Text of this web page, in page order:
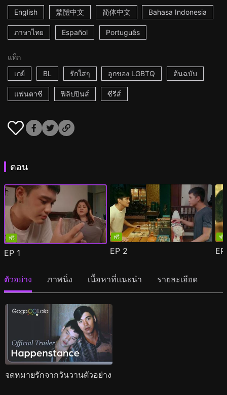
English
繁體中文 简体中文 Bahasa Indonesia
ภาษาไทย Español Português
แท็ก
เกย์
BL รักใสๆ ลูกของ LGBTQ ต้นฉบับ
แฟนตาซี ฟิลิปปินส์ ซีรีส์
ตอน
ฟรี
EP 1
ฟรี
EP 2
ฟรี
ตัวอย่าง ภาพนิ่ง เนื้อหาที่แนะนำ รายละเอียด
จดหมายรักจากวันวานตัวอย่าง